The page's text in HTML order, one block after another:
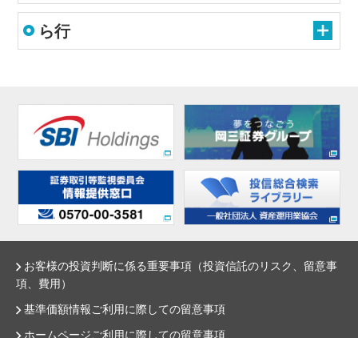
ら行
お客様の投資判断に係る重要事項（投資信託のリスク、留意事
項、費用）
基準価額情報ご利用に際しての留意事項
ホームページご利用に際しての留意事項